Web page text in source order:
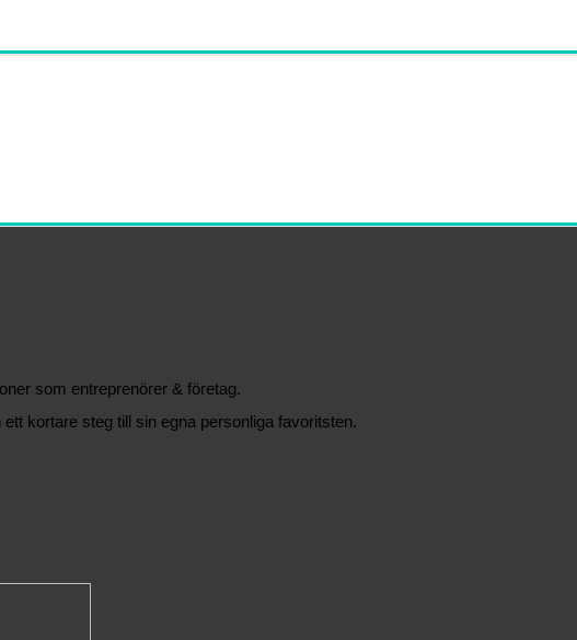
som entreprenörer & företag.
kortare steg till sin egna personliga favoritsten.